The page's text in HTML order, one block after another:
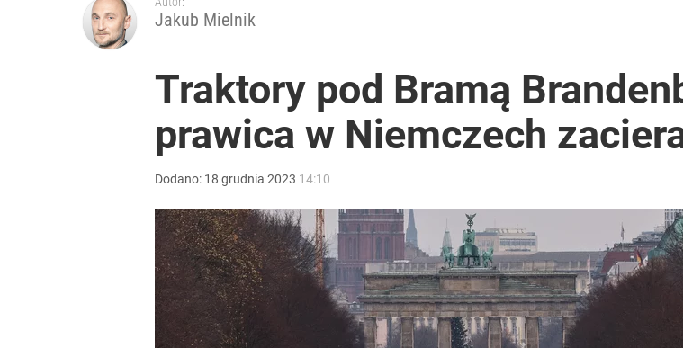
Jakub Mielnik
Traktory pod Bramą
prawica w Niemczech
Dodano: 18 grudnia 2023 14:10